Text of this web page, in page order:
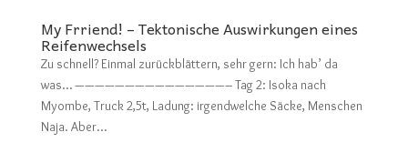
My Frriend! – Tektonische Auswirkungen eines
Reifenwechsels
Zu schnell? Einmal zurückblättern, sehr gern: Ich hab’ da
was… ———————————————– Tag 2: Isoka nach
Myombe, Truck 2,5t, Ladung: irgendwelche Säcke, Menschen
Naja. Aber...